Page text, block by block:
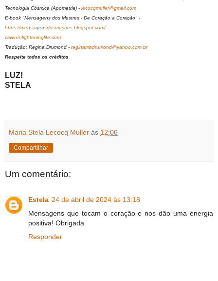
Tecnologia Cósmica (Apometria) - lecocqmuller@gmail.com
E-book "Mensagens dos Mestres - De Coração a Coração" -
https://mensagensdosmestres.blogspot.com/
www.enlighteninglife.com
Tradução: Regina Drumond - reginamadrumond@yahoo.com.br
Respeite todos os créditos
LUZ!
STELA
Maria Stela Lecocq Muller às 12:06
Compartilhar
Um comentário:
Estela 24 de abril de 2024 às 13:18
Mensagens que tocam o coração e nos dão uma energia
positiva! Obrigada
Responder